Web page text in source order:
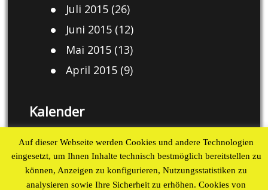
Juli 2015(26)
Juni 2015(12)
Mai 2015(13)
April 2015(9)
Kalender
M D M D F S
S
1
2
Auf dieser Webseite werden Cookies und andere Technologien
eingesetzt, um Ihnen Inhalte technisch bestmöglich bereitstellen zu
können, Anzeigen zu konfigurieren, Nutzungsstatistiken zu
analysieren sowie Ihre Sicherheit zu erhöhen. Cookies von